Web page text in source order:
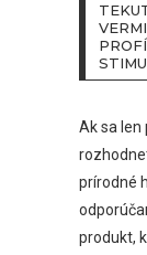
Ak sa len
prírodné
produkt,